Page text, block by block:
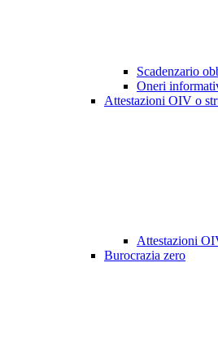
Scadenzario
Oneri
Attestazioni OIV o
Attestazioni
Burocrazia zero